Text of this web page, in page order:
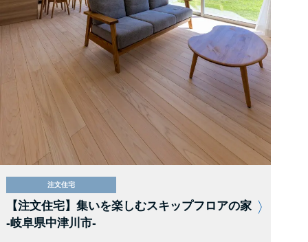
注文住宅
【注文住宅】集いを楽しむスキップフロアの家
-岐阜県中津川市-